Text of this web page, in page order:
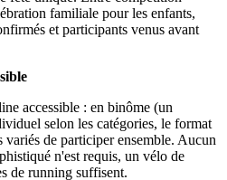
familiale pour les enfants,
et participants venus avant
accessible : en binôme (un
selon les catégories, le format
de participer ensemble. Aucun
n'est requis, un vélo de
de running suffisent.